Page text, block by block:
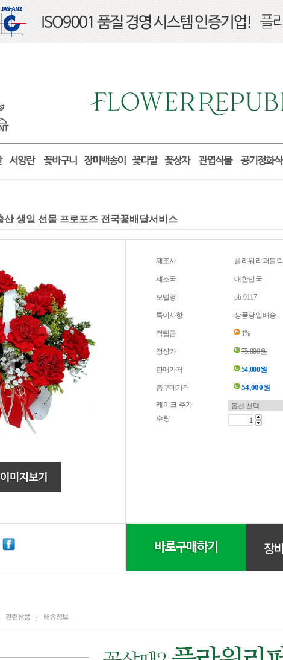
산 생일 선물 프로포즈 전국꽃배달서비스
제조사 플리워리퍼블릭
제조국 대한민국
모델명 pb-0117
특이사항 상품당일배송
적립금 1%
정상가 75,000원
판매가격 54,000원
총구매가격 54,000원
케이크 추가
수량